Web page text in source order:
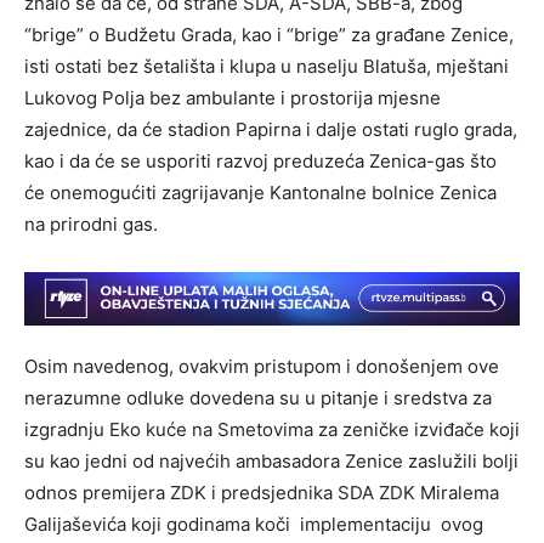
“brige” o Budžetu Grada, kao i “brige” za građane Zenice,
isti ostati bez šetališta i klupa u naselju Blatuša, mještani
Lukovog Polja bez ambulante i prostorija mjesne
zajednice, da će stadion Papirna i dalje ostati ruglo grada,
kao i da će se usporiti razvoj preduzeća Zenica-gas što
će onemogućiti zagrijavanje Kantonalne bolnice Zenica
na prirodni gas.
Osim navedenog, ovakvim pristupom i donošenjem ove
nerazumne odluke dovedena su u pitanje i sredstva za
izgradnju Eko kuće na Smetovima za zeničke izviđače koji
su kao jedni od najvećih ambasadora Zenice zaslužili bolji
odnos premijera ZDK i predsjednika SDA ZDK Miralema
Galijaševića koji godinama koči implementaciju ovog